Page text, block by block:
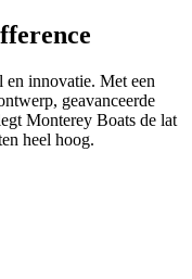
innovatie. Met een
geavanceerde
Monterey Boats de lat
heel hoog.